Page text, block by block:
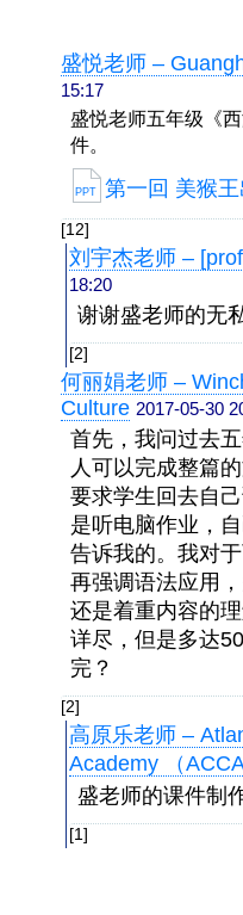
盛悦老师 –
15:17
盛悦老师五年级《
件。
PPT 第一回 美猴
[12]
刘宇杰老师 –
18:20
谢谢盛老师的无
[2]
何丽娟老师 –
Culture 2017-05-30
首先，我问过去
人可以完成整篇
要求学生回去自
是听电脑作业，
告诉我的。我对
再强调语法应用
还是着重内容的
详尽，但是多达
完？
[2]
高原乐老师 –
Academy （ACCA
盛老师的课件制
[1]